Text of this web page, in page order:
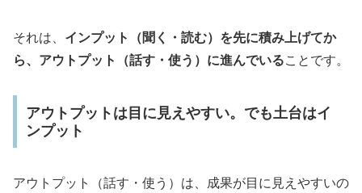
それは、 インプット（聞く・読む）を先に積み上げてか
ら、アウトプット（話す・使う）に進んでいることです。
アウトプットは目に見えやすい。でも土台はイ
ンプット
アウトプット（話す・使う）は、成果が目に見えやすいの